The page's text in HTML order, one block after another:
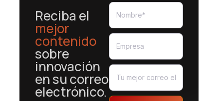
Reciba el
mejor
contenido
sobre
innovación
en su correo
electrónico.